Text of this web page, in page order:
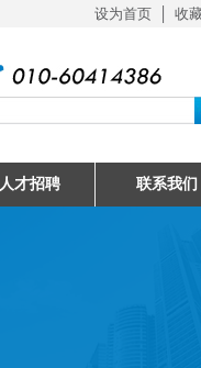
设为首页 收
人才招聘 联系我们